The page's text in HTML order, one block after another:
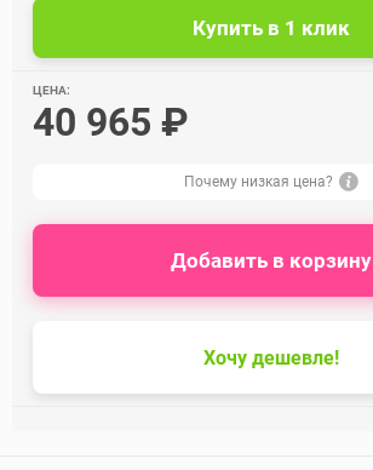
ЦЕНА:
40 965 ₽
Почему низкая цена?
Хочу дешевле!
Добавить в корзину